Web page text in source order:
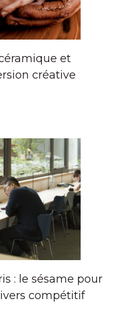
et
créative
: le sésame pour
compétitif